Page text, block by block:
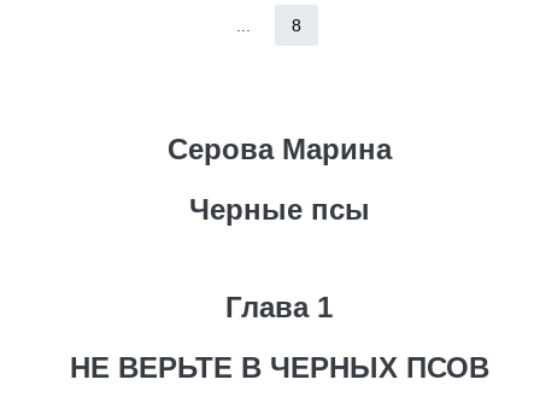
8
Серова Марина
Черные псы
Глава 1
НЕ ВЕРЬТЕ В ЧЕРНЫХ ПСОВ